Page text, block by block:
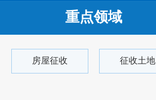
重点领域
房屋征收 征收土地